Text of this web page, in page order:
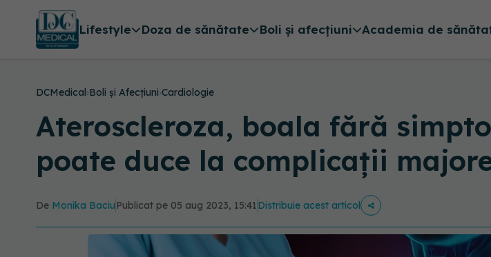
Lifestyle Doza de sănătate Boli și afecțiuni Academia de
DCMedical›Boli și Afecțiuni›Cardiologie
Ateroscleroza, boala fără
poate duce la complicații
De Monika Baciu Publicat pe 05 aug 2023, 15:41Distribuie acest articol